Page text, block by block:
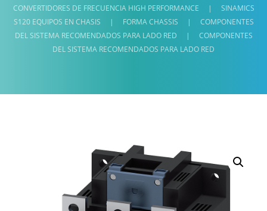
CONVERTIDORES DE FRECUENCIA HIGH PERFORMANCE
|
SINAMICS
S120 EQUIPOS EN CHASIS
| FORMA CHASSIS |
COMPONENTES
DEL SISTEMA RECOMENDADOS PARA LADO RED
|
COMPONENTES
DEL SISTEMA RECOMENDADOS PARA LADO RED